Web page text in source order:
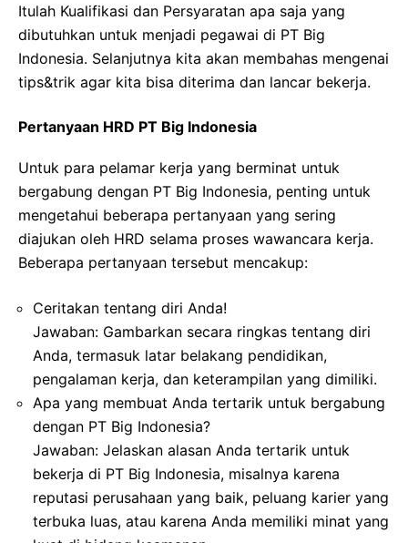
Itulah Kualifikasi dan Persyaratan apa saja yang
dibutuhkan untuk menjadi pegawai di PT Big
Indonesia. Selanjutnya kita akan membahas mengenai
tips&trik agar kita bisa diterima dan lancar bekerja.
Pertanyaan HRD PT Big Indonesia
Untuk para pelamar kerja yang berminat untuk
bergabung dengan PT Big Indonesia, penting untuk
mengetahui beberapa pertanyaan yang sering
diajukan oleh HRD selama proses wawancara kerja.
Beberapa pertanyaan tersebut mencakup:
Ceritakan tentang diri Anda!
Jawaban: Gambarkan secara ringkas tentang diri
Anda, termasuk latar belakang pendidikan,
pengalaman kerja, dan keterampilan yang dimiliki.
Apa yang membuat Anda tertarik untuk bergabung
dengan PT Big Indonesia?
Jawaban: Jelaskan alasan Anda tertarik untuk
bekerja di PT Big Indonesia, misalnya karena
reputasi perusahaan yang baik, peluang karier yang
terbuka luas, atau karena Anda memiliki minat yang